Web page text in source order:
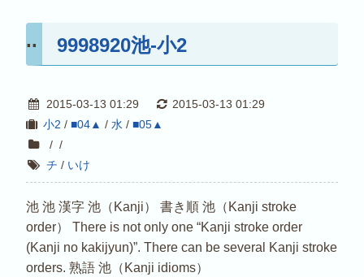
9998920池-小2
2015-03-13 01:29
2015-03-13 01:29
小2 / ■04▲ / 水/ ■05▲
/ /
チ / いけ
池 池 漢字 池（Kanji） 書き順 池（Kanji stroke
order） There is not only one “Kanji stroke order
(Kanji no kakijyun)”. There can be several Kanji stroke
orders. 熟語 池（Kanji idioms）